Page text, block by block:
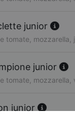
junior
tomate,
junior
tomate,
junior